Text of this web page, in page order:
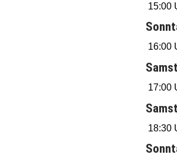
15:00
16:00
17:00
18:30